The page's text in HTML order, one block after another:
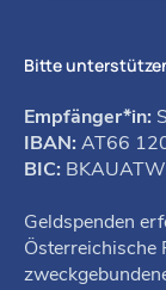
Bitte
Empfänger*in:
IBAN: AT66
BIC:
Geldspenden
Österreichische